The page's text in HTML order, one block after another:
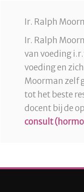
Ir. Ralph
Ir. Ralph
van voeding
voeding en
Moorman zelf
tot het beste
docent bij de
consult